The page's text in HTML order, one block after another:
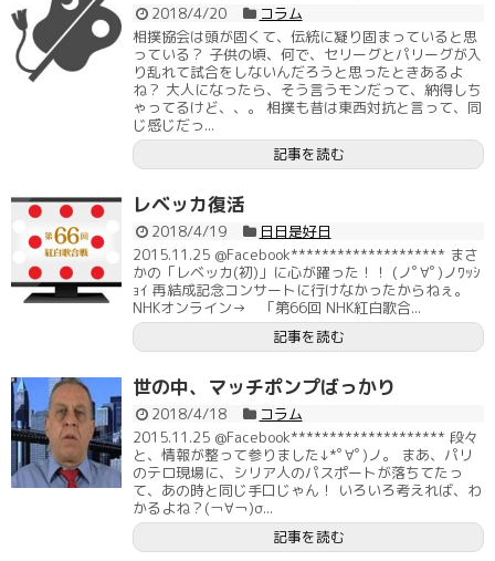
2018/4/20
コラム
相撲協会は頭が固くて、伝統に凝り固まっていると思
っている？ 子供の頃、何で、セリーグとパリーグが入
り乱れて試合をしないんだろうと思ったときあるよ
ね？ 大人になったら、そう言うモンだって、納得しち
ゃってるけど、、。 相撲も昔は東西対抗と言って、同
じ感じだっ...
記事を読む
レベッカ復活
2018/4/19
日日是好日
2015.11.25 @Facebook******************** まさ
かの「レベッカ(初)」に心が躍った！！ (ノﾟ∀ﾟ)ノﾜｯｼ
ｮｲ 再結成記念コンサートに行けなかったからねぇ。
NHKオンライン→ 「第66回 NHK紅白歌合...
記事を読む
世の中、マッチポンプばっかり
2018/4/18
コラム
2015.11.25 @Facebook******************** 段々
と、情報が整って参りました↓*ﾟ∀ﾟ)ノ。 まあ、パリ
のテロ現場に、シリア人のパスポートが落ちてたっ
て、あの時と同じ手口じゃん！ いろいろ考えれば、わ
かるよね？(￢∀￢)σ...
記事を読む